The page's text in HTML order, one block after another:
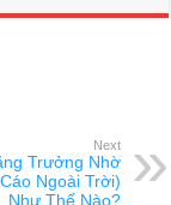
Next
Trưởng Nhờ
Ngoài Trời)
Như Thế Nào?